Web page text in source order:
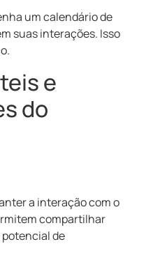
um calendário de
suas interações. Isso
e
do
a interação com o
compartilhar
de